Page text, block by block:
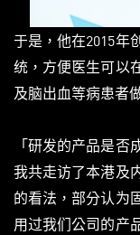
于是，他在2015年
统，方便医生可以
及脑出血等病患者
「研发的产品是
我共走访了本港及
的看法，部分认为
用过我们公司的产